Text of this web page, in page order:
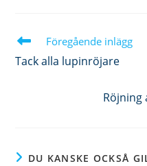
Läs
artiklar
Föregående inlägg
Tack alla lupinröjare
Röjning
DU KANSKE OCKSÅ